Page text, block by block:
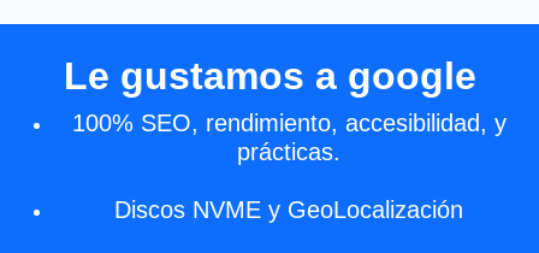
Le gustamos a google
100% SEO, rendimiento, accesibilidad, y
prácticas.
Discos NVME y GeoLocalización